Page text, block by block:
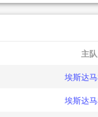
主队
埃斯达
埃斯达